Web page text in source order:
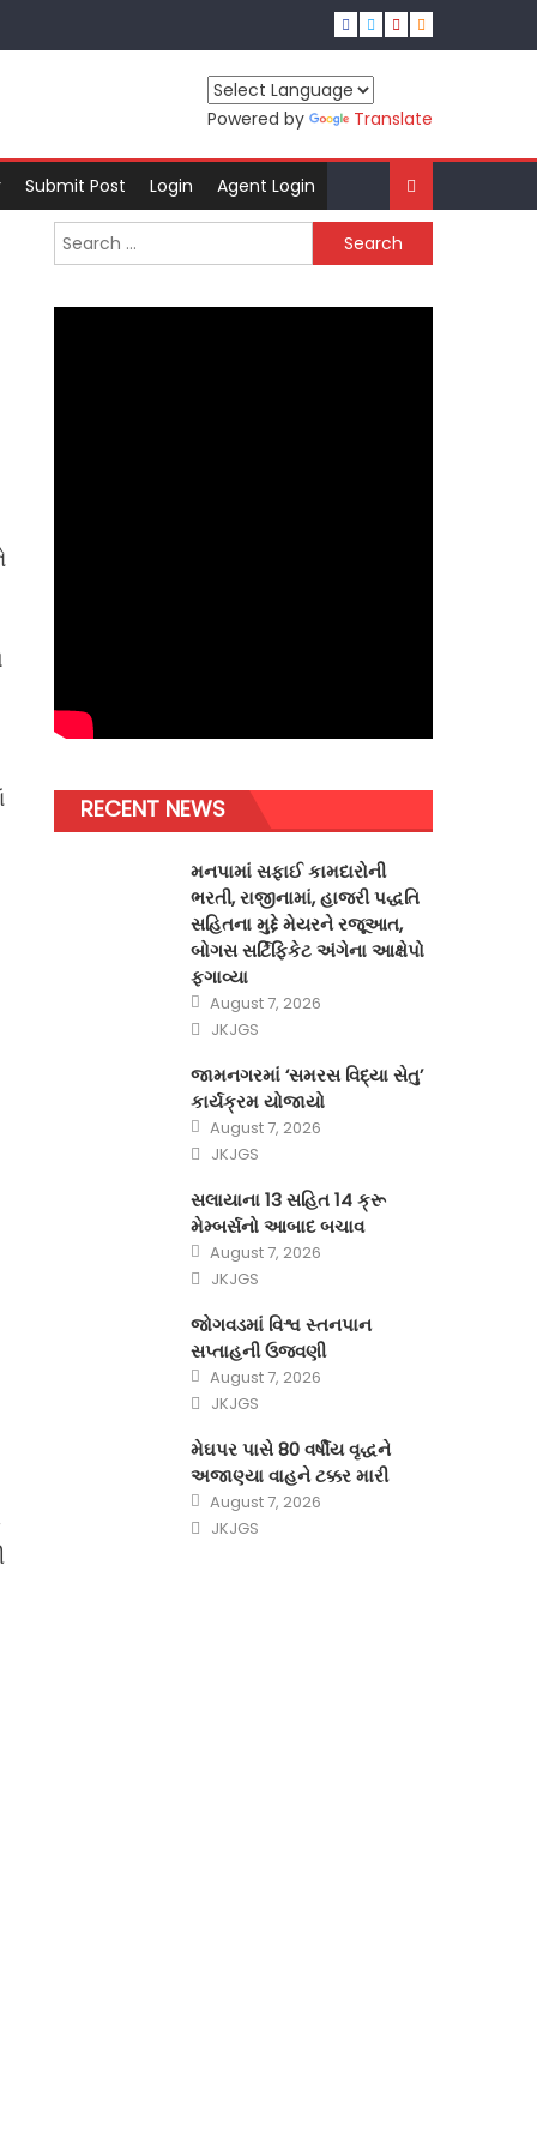
Powered by Translate
Submit Post Login Agent Login
Search
for:
RECENT NEWS
મનપામાં સફાઈ કામદારોની
ભરતી, રાજીનામાં, હાજરી પદ્ધતિ
સહિતના મુદ્દે મેયરને રજૂઆત,
બોગસ સર્ટિફિકેટ અંગેના આક્ષેપો
ફગાવ્યા
Posted
on
August 7, 2026
Author
JKJGS
જામનગરમાં ‘સમરસ વિદ્યા સેતુ’
કાર્યક્રમ યોજાયો
Posted
on
August 7, 2026
Author
JKJGS
સલાયાના 13 સહિત 14 ક્રૂ
મેમ્બર્સનો આબાદ બચાવ‎
Posted
on
August 7, 2026
Author
JKJGS
જોગવડમાં વિશ્વ સ્તનપાન
સપ્તાહની ઉજવણી
Posted
on
August 7, 2026
Author
JKJGS
મેઘપર પાસે 80 વર્ષીય વૃદ્ધને
અજાણ્યા વાહને ટક્કર મારી
Posted
on
August 7, 2026
Author
JKJGS